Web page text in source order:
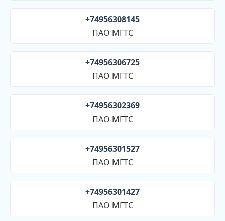
+74956308145
ПАО МГТС
+74956306725
ПАО МГТС
+74956302369
ПАО МГТС
+74956301527
ПАО МГТС
+74956301427
ПАО МГТС